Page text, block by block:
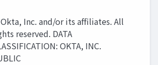
Inc. and/or its afﬁliates. All
reserved. DATA
OKTA, INC.